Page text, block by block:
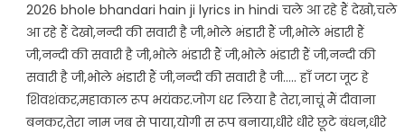
2026 bhole bhandari hain ji lyrics in hindi चले आ रहे हैं देखो,चले
आ रहे हैं देखो,नन्दी की सवारी है जी,भोले भंडारी हैं जी,भोले भंडारी हैं
जी,नन्दी की सवारी है जी,भोले भंडारी हैं जी,भोले भंडारी हैं जी,नन्दी की
सवारी है जी,भोले भंडारी हैं जी,नन्दी की सवारी है जी….. हाँ जटा जूट हे
शिवशंकर,महाकाल रूप भयंकर.जोग धर लिया है तेरा,नाचूं मैं दीवाना
बनकर,तेरा नाम जब से पाया,योगी स रूप बनाया,धीरे धीरे छूटे बंधन,धीरे